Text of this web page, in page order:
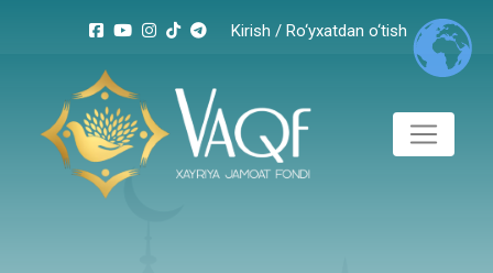
vaqf. Kirimlar Chiqimlar
Kunlik
Harajatlar
Kirish / Ro‘yxatdan o‘tish